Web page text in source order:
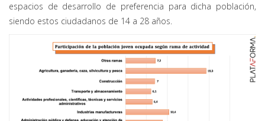
espacios de desarrollo de preferencia para dicha población,
siendo estos ciudadanos de 14 a 28 años.